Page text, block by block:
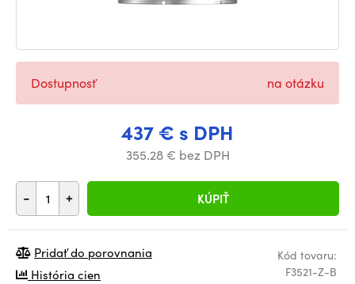
437 € s DPH
355.28 € bez DPH
- + KÚPIŤ
Dostupnosť na otázku
Kód tovaru:
F3521-Z-B
Pridať do porovnania
História cien